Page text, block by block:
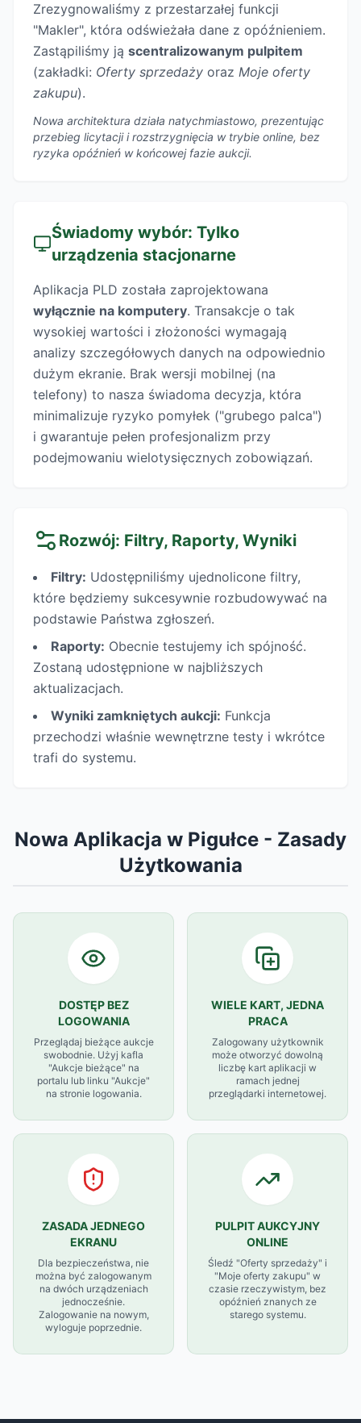
Zrezygnowaliśmy z przestarzałej funkcji
"Makler", która odświeżała dane z opóźnieniem.
Zastąpiliśmy ją scentralizowanym pulpitem
(zakładki: Oferty sprzedaży oraz Moje oferty
zakupu).
Nowa architektura działa natychmiastowo, prezentując
przebieg licytacji i rozstrzygnięcia w trybie online, bez
ryzyka opóźnień w końcowej fazie aukcji.
Świadomy wybór: Tylko
urządzenia stacjonarne
Aplikacja PLD została zaprojektowana
wyłącznie na komputery. Transakcje o tak
wysokiej wartości i złożoności wymagają
analizy szczegółowych danych na odpowiednio
dużym ekranie. Brak wersji mobilnej (na
telefony) to nasza świadoma decyzja, która
minimalizuje ryzyko pomyłek ("grubego palca")
i gwarantuje pełen profesjonalizm przy
podejmowaniu wielotysięcznych zobowiązań.
Rozwój: Filtry, Raporty, Wyniki
Filtry: Udostępniliśmy ujednolicone filtry,
które będziemy sukcesywnie rozbudowywać na
podstawie Państwa zgłoszeń.
Raporty: Obecnie testujemy ich spójność.
Zostaną udostępnione w najbliższych
aktualizacjach.
Wyniki zamkniętych aukcji: Funkcja
przechodzi właśnie wewnętrzne testy i wkrótce
trafi do systemu.
Nowa Aplikacja w Pigułce - Zasady
Użytkowania
DOSTĘP BEZ
LOGOWANIA
Przeglądaj bieżące aukcje
swobodnie. Użyj kafla
"Aukcje bieżące" na
portalu lub linku "Aukcje"
na stronie logowania.
WIELE KART, JEDNA
PRACA
Zalogowany użytkownik
może otworzyć dowolną
liczbę kart aplikacji w
ramach jednej
przeglądarki internetowej.
ZASADA JEDNEGO
EKRANU
Dla bezpieczeństwa, nie
można być zalogowanym
na dwóch urządzeniach
jednocześnie.
Zalogowanie na nowym,
wyloguje poprzednie.
PULPIT AUKCYJNY
ONLINE
Śledź "Oferty sprzedaży" i
"Moje oferty zakupu" w
czasie rzeczywistym, bez
opóźnień znanych ze
starego systemu.